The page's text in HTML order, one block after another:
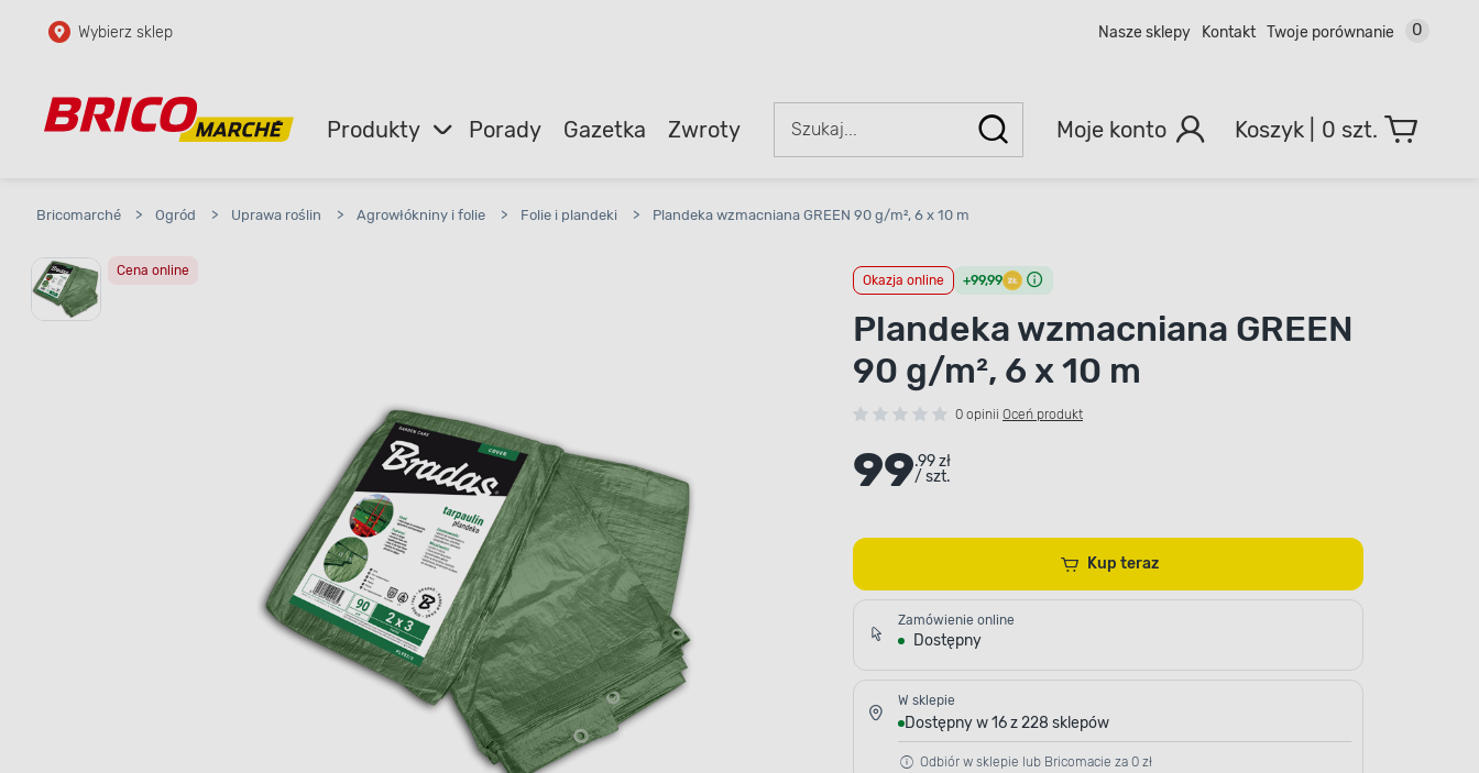
Przejdź do głównej zawartości
Przejdź do wyszukiwarki
Wybierz sklep Nasze sklepy Kontakt Twoje porównanie 0
Produkty Porady Gazetka Zwroty Moje konto 0 szt.
Bricomarché > Ogród > Uprawa roślin > Agrowłókniny i folie > Folie i plandeki > Plandeka wzmacniana GREEN 90 g/m², 6 x 10 m
Cena online
Okazja online +99,99
Plandeka wzmacniana GREEN
90 g/m², 6 x 10 m
0 opinii Oceń produkt
99.99 zł
/ szt.
Kup teraz
Zamówienie online
Dostępny
W sklepie
Dostępny w 16 z 228 sklepów
Odbiór w sklepie lub Bricomacie za 0 zł